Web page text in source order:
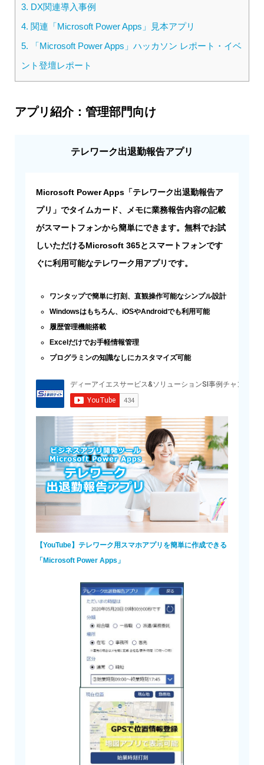
3. DX関連導入事例
4. 関連「Microsoft Power Apps」見本アプリ
5. 「Microsoft Power Apps」ハッカソン レポート・イベ
ント登壇レポート
アプリ紹介：管理部門向け
テレワーク出退勤報告アプリ
Microsoft Power Apps「テレワーク出退勤報告ア
プリ」でタイムカード、メモに業務報告内容の記載
がスマートフォンから簡単にできます。無料でお試
しいただけるMicrosoft 365とスマートフォンです
ぐに利用可能なテレワーク用アプリです。
ワンタップで簡単に打刻、直観操作可能なシンプル設計
Windowsはもちろん、iOSやAndroidでも利用可能
履歴管理機能搭載
Excelだけでお手軽情報管理
プログラミンの知識なしにカスタマイズ可能
【YouTube】テレワーク用スマホアプリを簡単に作成できる
「Microsoft Power Apps」